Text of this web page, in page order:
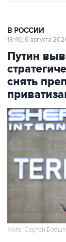
В РОССИИ
18:40, 6 августа
Путин
снять
Фото: Сергей